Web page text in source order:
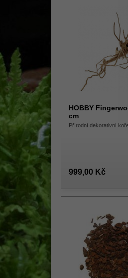
HOBBY
cm
Přírodní dekorativní
999,00 Kč